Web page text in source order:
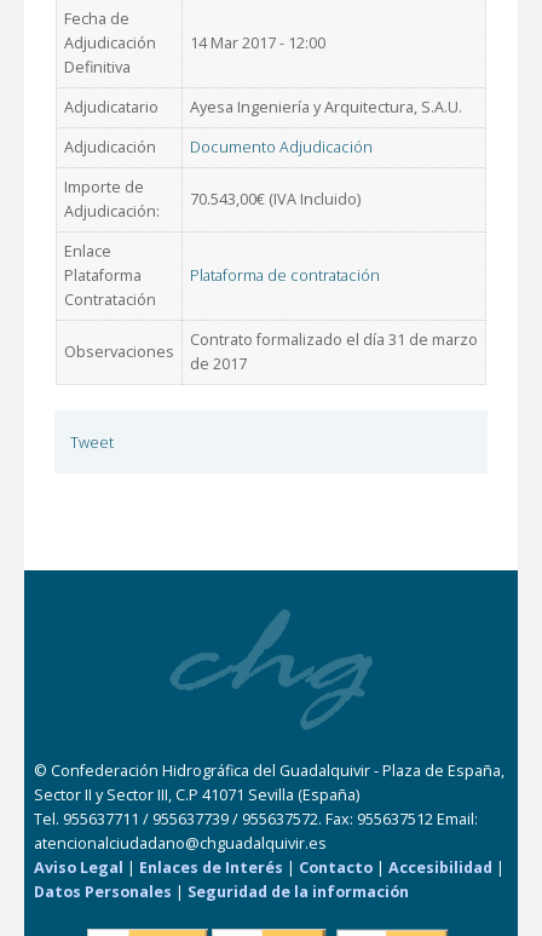
Fecha de
Adjudicación
Definitiva
14 Mar 2017 - 12:00
Adjudicatario
Ayesa Ingeniería y Arquitectura, S.A.U.
Adjudicación
Documento Adjudicación
Importe de
Adjudicación:
70.543,00€ (IVA Incluido)
Enlace
Plataforma
Contratación
Plataforma de contratación
Observaciones
Contrato formalizado el día 31 de marzo
de 2017
Tweet
© Confederación Hidrográfica del Guadalquivir - Plaza de España,
Sector II y Sector III, C.P 41071 Sevilla (España)
Tel. 955637711 / 955637739 / 955637572. Fax: 955637512 Email:
atencionalciudadano@chguadalquivir.es
Aviso Legal | Enlaces de Interés | Contacto |Accesibilidad |
Datos Personales | Seguridad de la información